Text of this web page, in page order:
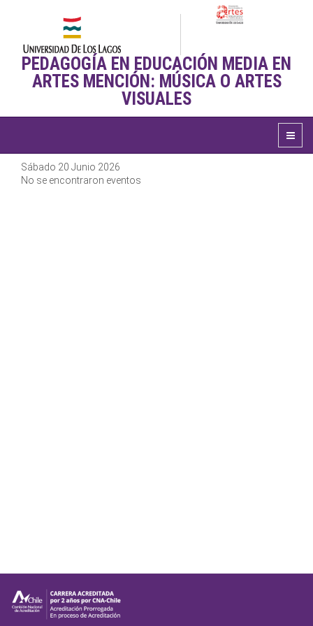
PEDAGOGÍA EN EDUCACIÓN MEDIA EN
ARTES MENCIÓN: MÚSICA O ARTES
VISUALES
Sábado 20 Junio 2026
No se encontraron eventos